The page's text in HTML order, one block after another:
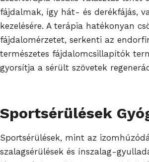
fájdalmak, így hát- és derékfájás,
kezelésére. A terápia hatékonyan
fájdalomérzetet, serkenti az
természetes fájdalomcsillapítók
gyorsítja a sérült szövetek
Sportsérülések
Sportsérülések, mint az
szalagsérülések és ínszalag-